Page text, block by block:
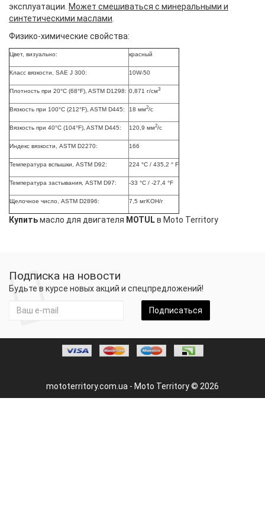
эксплуатации. Может смешиваться с минеральными и
синтетическими маслами
Физико-химические свойства:
Цвет, визуально: красный
Класс вязкости, SAE J 300: 10W-50
Плотность при 20°C (68°F), ASTM D1298: 0,871 г/см3
Вязкость при 100°C (212°F), ASTM D445: 18 мм2/с
Вязкость при 40°C (104°F), ASTM D445: 120,9 мм2/с
Индекс вязкости, ASTM D2270: 166
Температура вспышки, ASTM D92: 224 °C / 435,2 ° F
Температура застывания, ASTM D97: -33 °C / -27,4 °F
Щелочное число, ASTM D2896: 7,5 мгKOH/г
Купитьмасло для двигателя MOTULв Moto Territory
Подписка на новости
Будьте в курсе новых акций и спецпредложений!
Подписаться
mototerritory.com.ua - Moto Territory © 2026